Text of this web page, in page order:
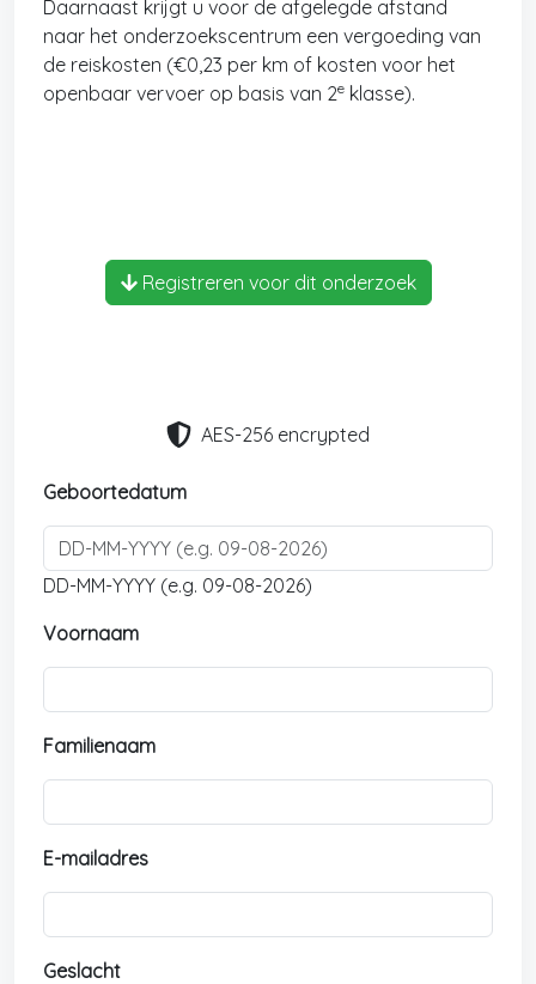
Daarnaast krijgt u voor de afgelegde afstand
naar het onderzoekscentrum een vergoeding van
de reiskosten (€0,23 per km of kosten voor het
openbaar vervoer op basis van 2e klasse).
Registreren voor dit onderzoek
AES-256 encrypted
Geboortedatum
DD-MM-YYYY (e.g. 09-08-2026)
Voornaam
Familienaam
E-mailadres
Geslacht